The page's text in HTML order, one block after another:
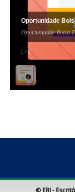
1 / 1
Oportunidade
Oportunidade Bolsa
© ERI -